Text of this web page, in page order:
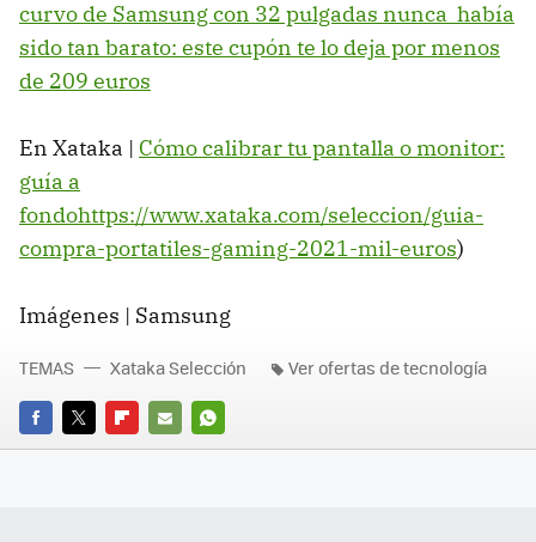
curvo de Samsung con 32 pulgadas nunca había
sido tan barato: este cupón te lo deja por menos
de 209 euros
En Xataka | Cómo calibrar tu pantalla o monitor:
guía a
fondohttps://www.xataka.com/seleccion/guia-
compra-portatiles-gaming-2021-mil-euros)
Imágenes | Samsung
FACEBOOK
TWITTERFLIPBOARD
E-
WHATSAPP
TEMAS Xataka Selección Ver ofertas de tecnología